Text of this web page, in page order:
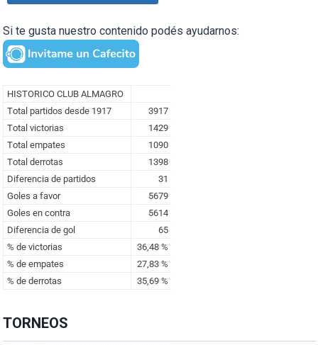
Si te gusta nuestro contenido podés ayudarnos:
TORNEOS